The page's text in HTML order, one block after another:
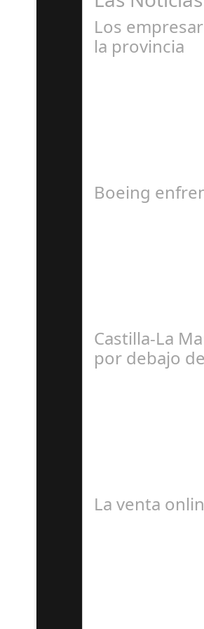
Los
la provincia
Boeing
Castilla-La
por debajo
La venta